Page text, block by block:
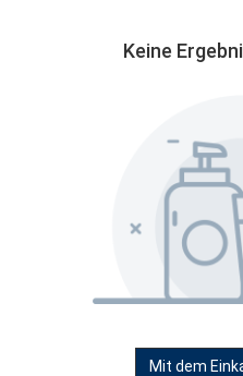
Keine
Mit dem